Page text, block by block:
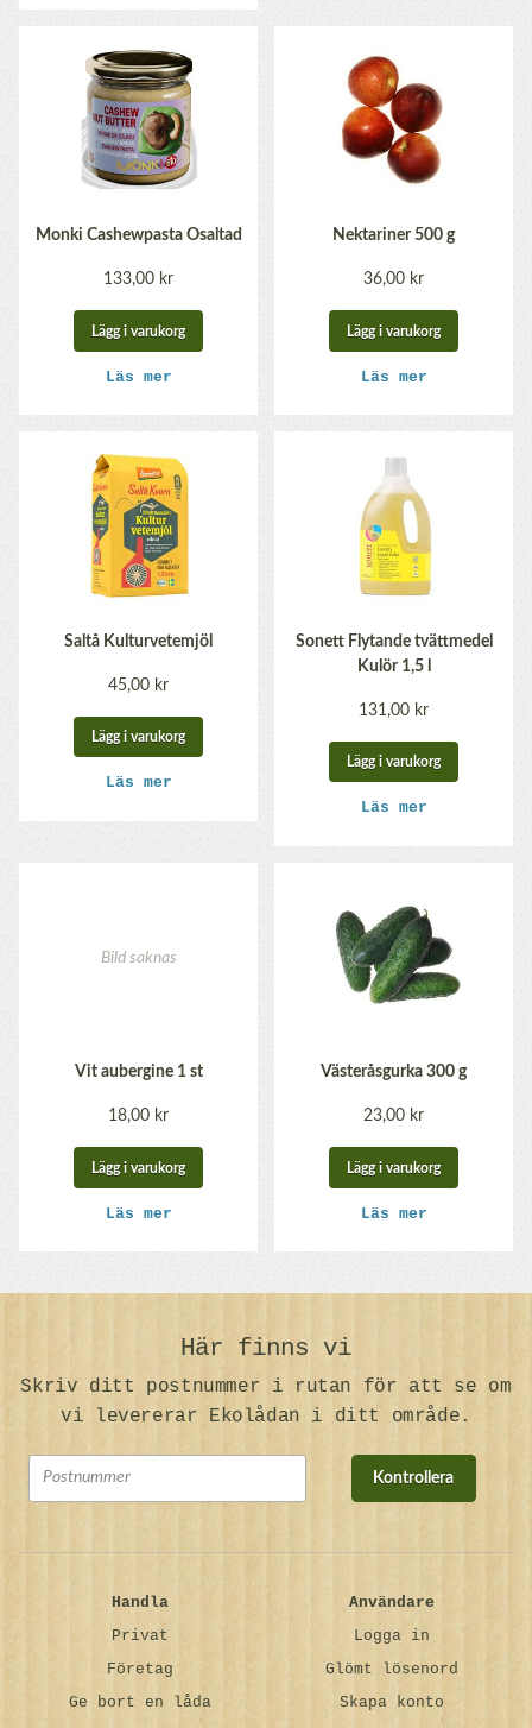
Monki Cashewpasta Osaltad
133,00 kr
Lägg i varukorg
Läs mer
Nektariner 500 g
36,00 kr
Lägg i varukorg
Läs mer
Saltå Kulturvetemjöl
45,00 kr
Lägg i varukorg
Läs mer
Sonett Flytande tvättmedel
Kulör 1,5 l
131,00 kr
Lägg i varukorg
Läs mer
Vit aubergine 1 st
18,00 kr
Lägg i varukorg
Läs mer
Västeråsgurka 300 g
23,00 kr
Lägg i varukorg
Läs mer
Här finns vi
Skriv ditt postnummer i rutan för att se om
vi levererar Ekolådan i ditt område.
Kontrollera
Handla
Privat
Företag
Ge bort en låda
Användare
Logga in
Glömt lösenord
Skapa konto